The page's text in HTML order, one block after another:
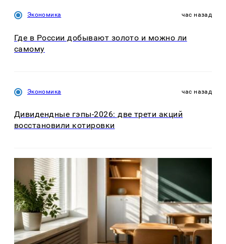
Экономика час назад
Где в России добывают золото и можно ли
самому
Экономика час назад
Дивидендные гэпы-2026: две трети акций
восстановили котировки